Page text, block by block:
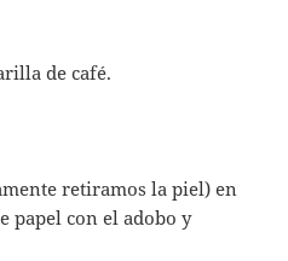
de café.
retiramos la piel) en
papel con el adobo y